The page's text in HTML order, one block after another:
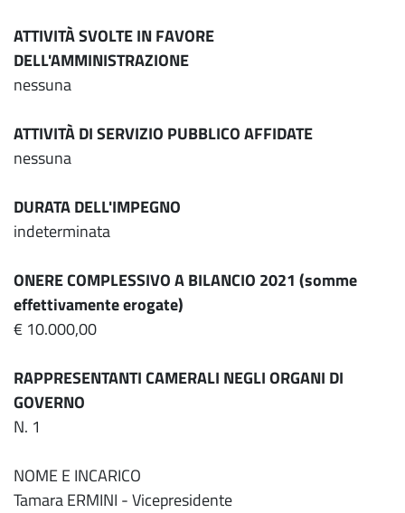
ATTIVITÀ SVOLTE IN FAVORE
DELL'AMMINISTRAZIONE
nessuna
ATTIVITÀ DI SERVIZIO PUBBLICO AFFIDATE
nessuna
DURATA DELL'IMPEGNO
indeterminata
ONERE COMPLESSIVO A BILANCIO 2021 (somme
effettivamente erogate)
€ 10.000,00
RAPPRESENTANTI CAMERALI NEGLI ORGANI DI
GOVERNO
N. 1
NOME E INCARICO
Tamara ERMINI - Vicepresidente